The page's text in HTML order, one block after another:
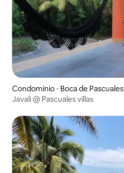
Condomínio ⋅ Boca de Pascuales
Javali @ Pascuales villas